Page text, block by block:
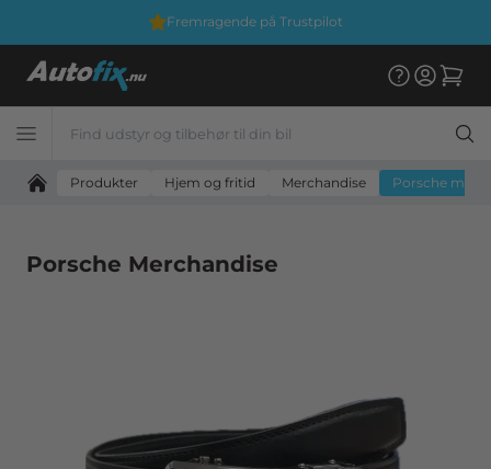
Fremragende på Trustpilot
Produkter Hjem og fritid Merchandise Porsche
Porsche Merchandise